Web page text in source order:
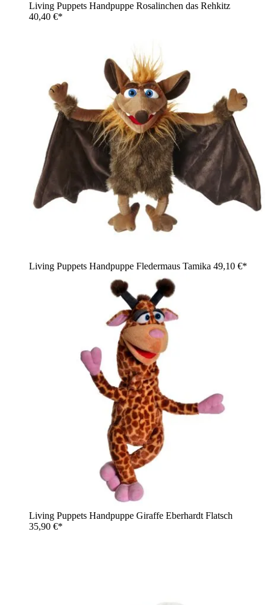
Living Puppets Handpuppe Rosalinchen das Rehkitz
40,40 €*
Living Puppets Handpuppe Fledermaus Tamika 49,10 €*
Living Puppets Handpuppe Giraffe Eberhardt Flatsch
35,90 €*